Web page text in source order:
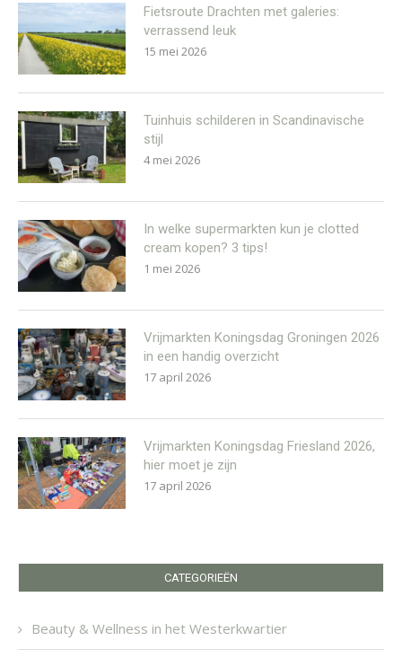
Fietsroute Drachten met galeries:
verrassend leuk
15 mei 2026
Tuinhuis schilderen in Scandinavische
stijl
4 mei 2026
In welke supermarkten kun je clotted
cream kopen? 3 tips!
1 mei 2026
Vrijmarkten Koningsdag Groningen 2026
in een handig overzicht
17 april 2026
Vrijmarkten Koningsdag Friesland 2026,
hier moet je zijn
17 april 2026
CATEGORIEËN
Beauty & Wellness in het Westerkwartier